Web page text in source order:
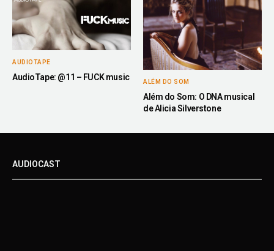
AUDIOTAPE
AudioTape: @11 – FUCK music ALÉM DO SOM
Além do Som: O DNA musical
de Alicia Silverstone
AUDIOCAST